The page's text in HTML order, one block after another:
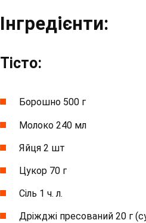
Інгредієнти:
Тісто:
Борошно 500 г
Молоко 240 мл
Яйця 2 шт
Цукор 70 г
Сіль 1 ч. л.
Дріжджі пресований 20 г